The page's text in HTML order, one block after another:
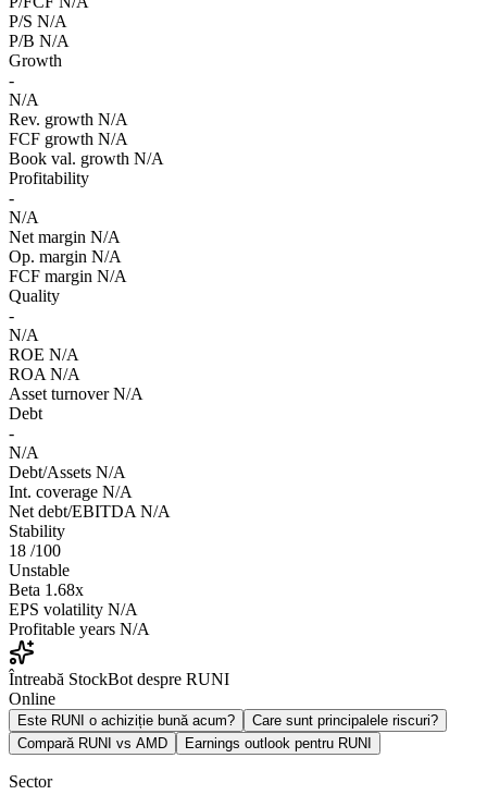
P/S N/A
P/B N/A
Growth
-
N/A
Rev. growth N/A
FCF growth N/A
Book val. growth N/A
Profitability
-
N/A
Net margin N/A
Op. margin N/A
FCF margin N/A
Quality
-
N/A
ROE N/A
ROA N/A
Asset turnover N/A
Debt
-
N/A
Debt/Assets N/A
Int. coverage N/A
Net debt/EBITDA N/A
Stability
18 /100
Unstable
Beta 1.68x
EPS volatility N/A
Profitable years N/A
Întreabă StockBot despre RUNI
Online
Este RUNI o achiziție bună acum?
Care sunt principalele riscuri?
Compară RUNI vs AMD
Earnings outlook pentru RUNI
Sector